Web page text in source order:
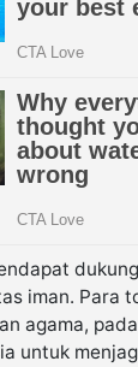
iman. Para
agama,
untuk